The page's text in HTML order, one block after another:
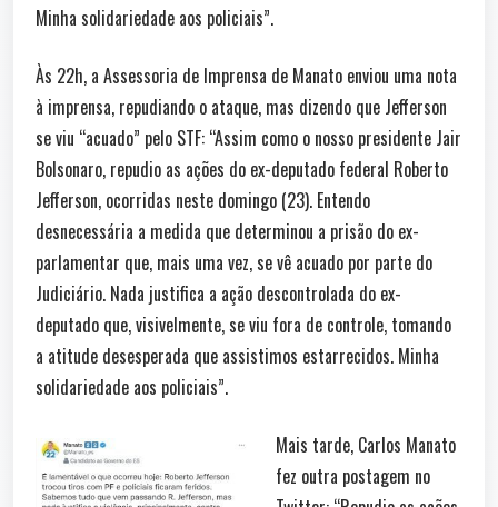
Minha solidariedade aos policiais”.
Às 22h, a Assessoria de Imprensa de Manato enviou uma nota
à imprensa, repudiando o ataque, mas dizendo que Jefferson
se viu “acuado” pelo STF: “Assim como o nosso presidente Jair
Bolsonaro, repudio as ações do ex-deputado federal Roberto
Jefferson, ocorridas neste domingo (23). Entendo
desnecessária a medida que determinou a prisão do ex-
parlamentar que, mais uma vez, se vê acuado por parte do
Judiciário. Nada justifica a ação descontrolada do ex-
deputado que, visivelmente, se viu fora de controle, tomando
a atitude desesperada que assistimos estarrecidos. Minha
solidariedade aos policiais”.
Mais tarde, Carlos Manato
fez outra postagem no